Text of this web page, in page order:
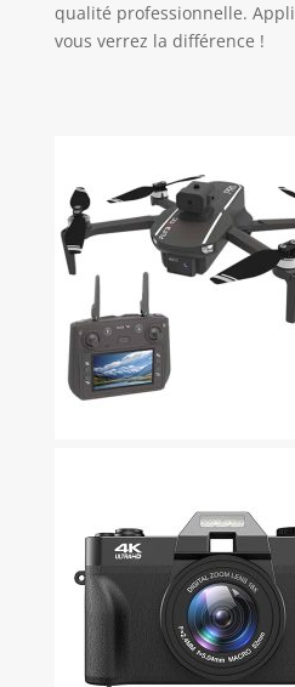
qualité professionnelle.
vous verrez la différence !